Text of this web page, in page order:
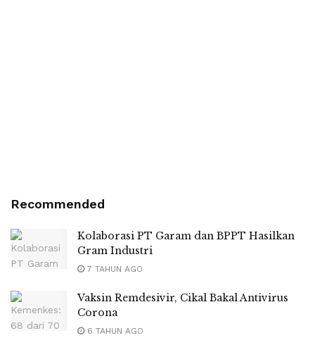
Recommended
Kolaborasi PT Garam dan BPPT Hasilkan
Gram Industri
7 TAHUN AGO
Vaksin Remdesivir, Cikal Bakal Antivirus
Corona
6 TAHUN AGO